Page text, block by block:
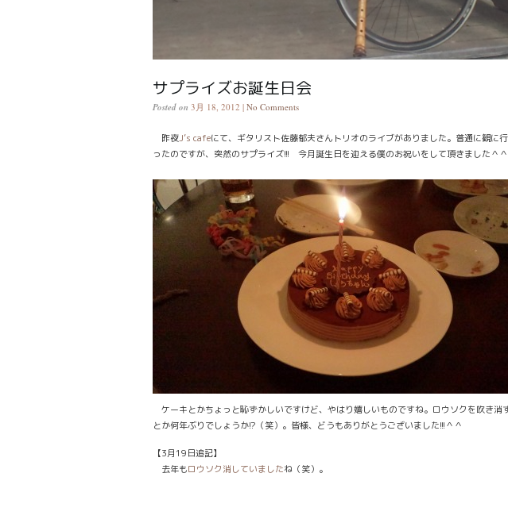
サプライズお誕生日会
Posted on 3月 18, 2012 | No Comments
昨夜J’s cafeにて、ギタリスト佐藤郁夫さんトリオのライブがありました。普通に観に行
ったのですが、突然のサプライズ!!! 今月誕生日を迎える僕のお祝いをして頂きました＾＾
ケーキとかちょっと恥ずかしいですけど、やはり嬉しいものですね。ロウソクを吹き消
とか何年ぶりでしょうか!?（笑）。皆様、どうもありがとうございました!!!＾＾
【3月19日追記】
去年もロウソク消していましたね（笑）。